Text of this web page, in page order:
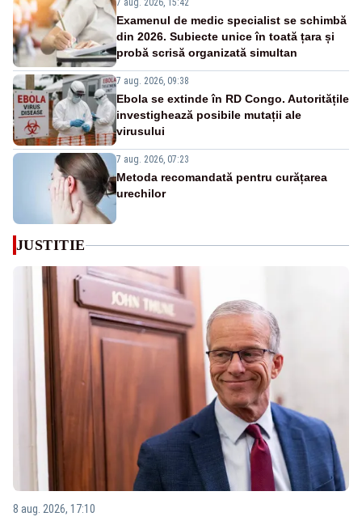
7 aug. 2026, 15:42
Examenul de medic specialist se schimbă
din 2026. Subiecte unice în toată țara și
probă scrisă organizată simultan
7 aug. 2026, 09:38
Ebola se extinde în RD Congo. Autoritățile
investighează posibile mutații ale
virusului
7 aug. 2026, 07:23
Metoda recomandată pentru curățarea
urechilor
JUSTITIE
8 aug. 2026, 17:10